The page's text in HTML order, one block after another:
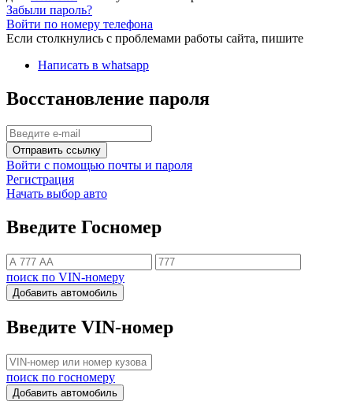
Забыли пароль?
Войти по номеру телефона
Если столкнулись с проблемами работы сайта, пишите
Написать в whatsapp
Восстановление пароля
Отправить ссылку
Войти с помощью почты и пароля
Регистрация
Начать выбор авто
Введите Госномер
поиск по VIN-номеру
Добавить автомобиль
Введите VIN-номер
поиск по госномеру
Добавить автомобиль